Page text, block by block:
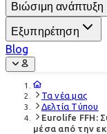
Βιώσιμη ανάπτυξη
Εξυπηρέτηση
Blog
Τα νέα μας
Δελτία Τύπου
Eurolife FFH:
μέσα από την